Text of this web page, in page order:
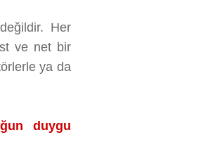
Her
ve net bir
ya da
duygu